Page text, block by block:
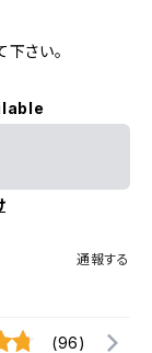
さい。
通報する
(96)